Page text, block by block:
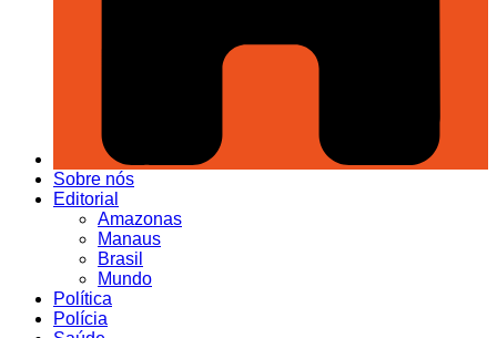
Sobre nós
Editorial
Amazonas
Manaus
Brasil
Mundo
Política
Polícia